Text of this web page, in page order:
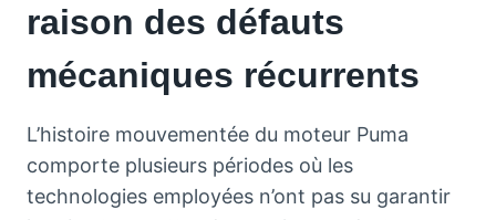
raison des défauts
mécaniques récurrents
L’histoire mouvementée du moteur Puma
comporte plusieurs périodes où les
technologies employées n’ont pas su garantir